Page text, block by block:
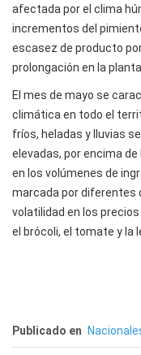
afectada por el clima
incrementos del
escasez de producto
prolongación en la planta.
El mes de mayo se
climática en todo el
fríos, heladas y lluvias
elevadas, por encima
en los volúmenes de
marcada por diferentes
volatilidad en los
el brócoli, el tomate y la
Publicado en